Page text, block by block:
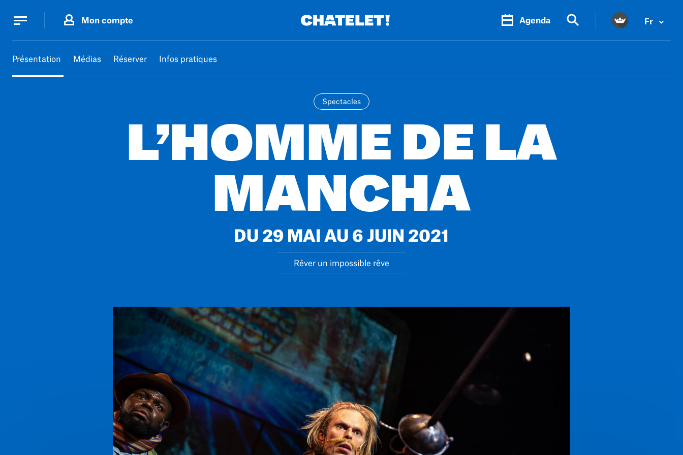
Mon compte Agenda Fr
Présentation Médias Réserver Infos pratiques
Spectacles
L’HOMME DE LA
MANCHA
DU 29 MAI AU 6 JUIN 2021
Rêver un impossible rêve